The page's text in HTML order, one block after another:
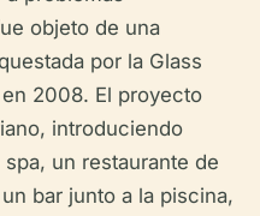
objeto de una
por la Glass
2008. El proyecto
introduciendo
un restaurante de
bar junto a la piscina,